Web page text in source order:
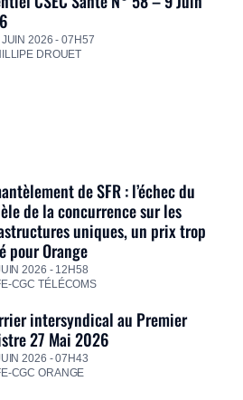
JUIN 2026 - 07H57
DROUET
de SFR : l’échec du
de la concurrence sur les
uniques, un prix trop
pour Orange
2026 - 12H58
CGC TÉLÉCOMS
intersyndical au Premier
27 Mai 2026
2026 - 07H43
CGC ORANGE